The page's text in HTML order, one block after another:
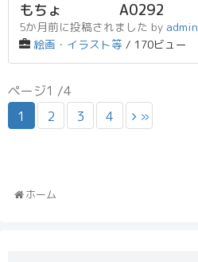
もちょ A0292
5か月前に投稿されました by admin
絵画・イラスト等 / 170ビュー
ページ1 /4
1
2 3 4 »
ホーム